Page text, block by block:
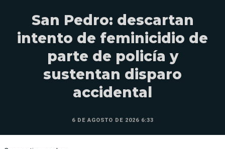
San Pedro: descartan
intento de feminicidio de
parte de policía y
sustentan disparo
accidental
6 DE AGOSTO DE 2026 6:33